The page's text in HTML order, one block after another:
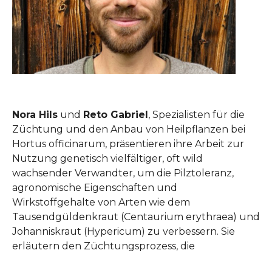
Nora Hils und Reto Gabriel , Spezialisten für die
Züchtung und den Anbau von Heilpflanzen bei
Hortus officinarum, präsentieren ihre Arbeit zur
Nutzung genetisch vielfältiger, oft wild
wachsender Verwandter, um die Pilztoleranz,
agronomische Eigenschaften und
Wirkstoffgehalte von Arten wie dem
Tausendgüldenkraut (Centaurium erythraea) und
Johanniskraut (Hypericum) zu verbessern. Sie
erläutern den Züchtungsprozess, die